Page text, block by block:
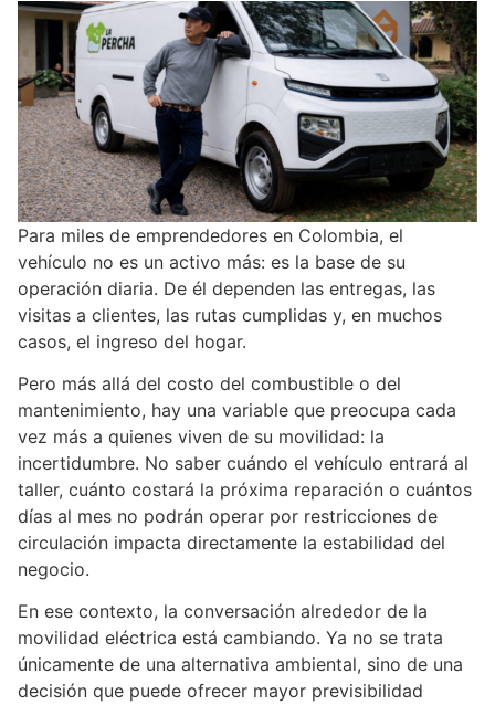
Para miles de emprendedores en Colombia, el
vehículo no es un activo más: es la base de su
operación diaria. De él dependen las entregas, las
visitas a clientes, las rutas cumplidas y, en muchos
casos, el ingreso del hogar.
Pero más allá del costo del combustible o del
mantenimiento, hay una variable que preocupa cada
vez más a quienes viven de su movilidad: la
incertidumbre. No saber cuándo el vehículo entrará al
taller, cuánto costará la próxima reparación o cuántos
días al mes no podrán operar por restricciones de
circulación impacta directamente la estabilidad del
negocio.
En ese contexto, la conversación alrededor de la
movilidad eléctrica está cambiando. Ya no se trata
únicamente de una alternativa ambiental, sino de una
decisión que puede ofrecer mayor previsibilidad